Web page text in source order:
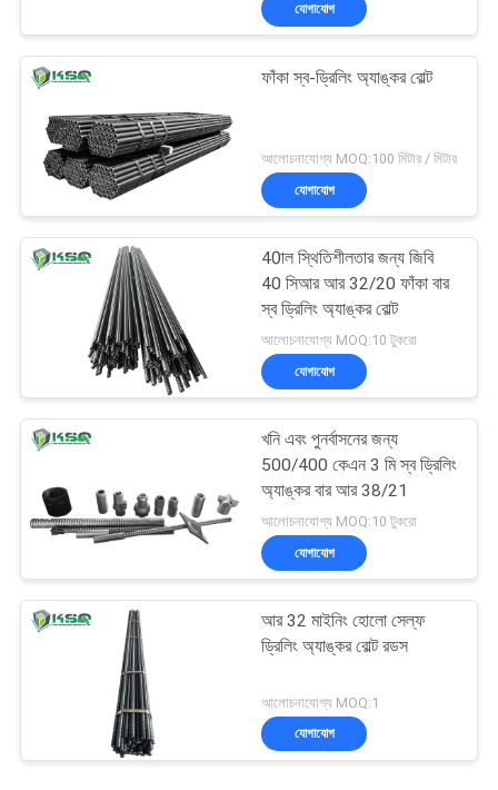
যোগাযোগ
ফাঁকা স্ব-ড্রিলিং অ্যাঙ্কর বোল্ট
আলোচনাযোগ্য MOQ:100 মিটার / মিটার
যোগাযোগ
40াল স্থিতিশীলতার জন্য জিবি
40 সিআর আর 32/20 ফাঁকা বার
স্ব ড্রিলিং অ্যাঙ্কর বোল্ট
আলোচনাযোগ্য MOQ:10 টুকরো
যোগাযোগ
খনি এবং পুনর্বাসনের জন্য
500/400 কেএন 3 মি স্ব ড্রিলিং
অ্যাঙ্কর বার আর 38/21
আলোচনাযোগ্য MOQ:10 টুকরো
যোগাযোগ
আর 32 মাইনিং হোলো সেল্ফ
ড্রিলিং অ্যাঙ্কর বোল্ট রডস
আলোচনাযোগ্য MOQ:1
যোগাযোগ